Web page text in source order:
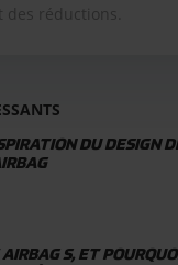
des réductions.
DU DESIGN
AIRBAG S, ET